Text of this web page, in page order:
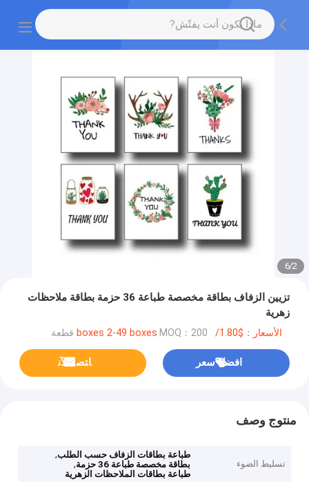
2
/
6
تزيين الزفاف بطاقة مخصصة طباعة 36 حزمة بطاقة ملاحظات
زهرية
الأسعار：$1.80/boxes 2-49 boxes MOQ：200 قطعة
افضل سعر ﺎﺘﺼﻟ ﺍﻶﻧ
منتوج وصف
تسليط الضوء
طباعة بطاقات الزفاف حسب الطلب,
بطاقة مخصصة طباعة 36 حزمة
,
طباعة بطاقات الملاحظات الزهرية